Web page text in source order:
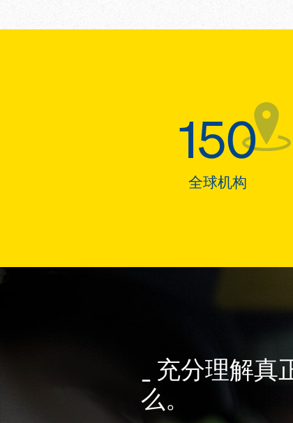
150
全球机构
_ 充分理解
么。